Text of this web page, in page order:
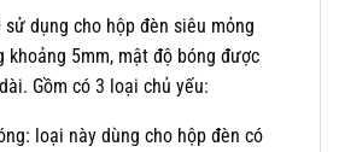
sử dụng cho hộp đèn siêu mỏng
khoảng 5mm, mật độ bóng được
Gồm có 3 loại chủ yếu:
loại này dùng cho hộp đèn có